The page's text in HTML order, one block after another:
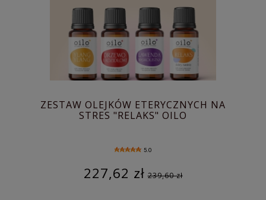
ZESTAW OLEJKÓW ETERYCZNYCH NA
STRES "RELAKS" OILO
5.0
227,62 zł 239,60 zł